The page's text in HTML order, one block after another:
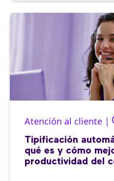
Atención al cliente |
Tipificación
qué es y cómo
productividad del